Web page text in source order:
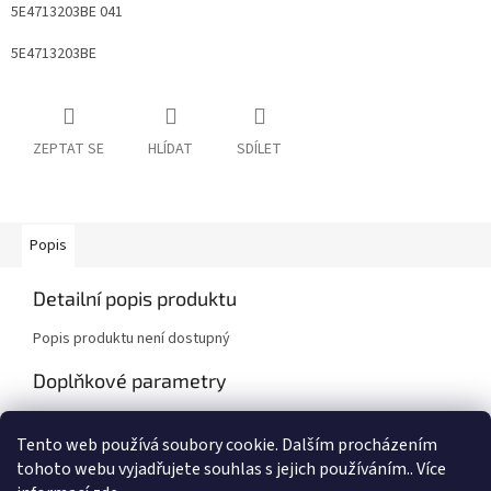
Tento web používá soubory cookie. Dalším procházením
tohoto webu vyjadřujete souhlas s jejich používáním.. Více
5E4713203BE 041
5E4713203BE
ZEPTAT SE HLÍDAT SDÍLET
Popis
Detailní popis produktu
Popis produktu není dostupný
Doplňkové parametry
Záruka: 2 roky